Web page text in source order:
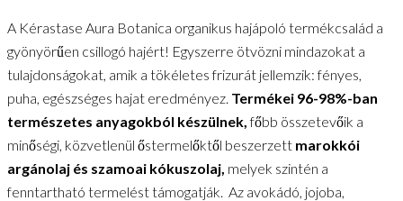
A Kérastase Aura Botanica organikus hajápoló termékcsalád a
gyönyörűen csillogó hajért! Egyszerre ötvözni mindazokat a
tulajdonságokat, amik a tökéletes frizurát jellemzik: fényes,
puha, egészséges hajat eredményez. Termékei 96-98%-ban
természetes anyagokból készülnek,főbb összetevőik a
minőségi, közvetlenül őstermelőktől beszerzett marokkói
argánolaj és szamoai kókuszolaj, melyek szintén a
fenntartható termelést támogatják. Az avokádó, jojoba,